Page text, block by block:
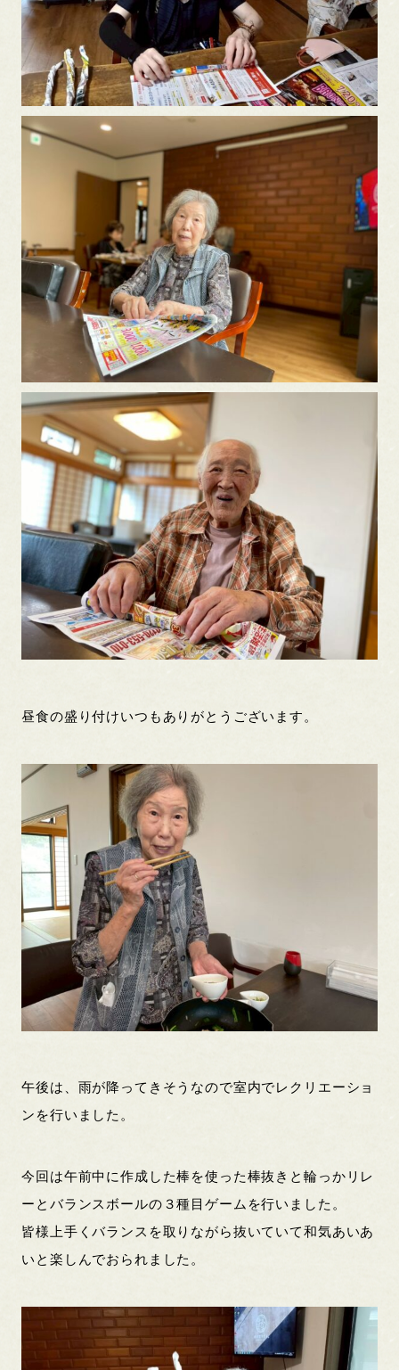
昼食の盛り付けいつもありがとうございます。
午後は、雨が降ってきそうなので室内でレクリエーショ
ンを行いました。
今回は午前中に作成した棒を使った棒抜きと輪っかリレ
ーとバランスボールの３種目ゲームを行いました。
皆様上手くバランスを取りながら抜いていて和気あいあ
いと楽しんでおられました。